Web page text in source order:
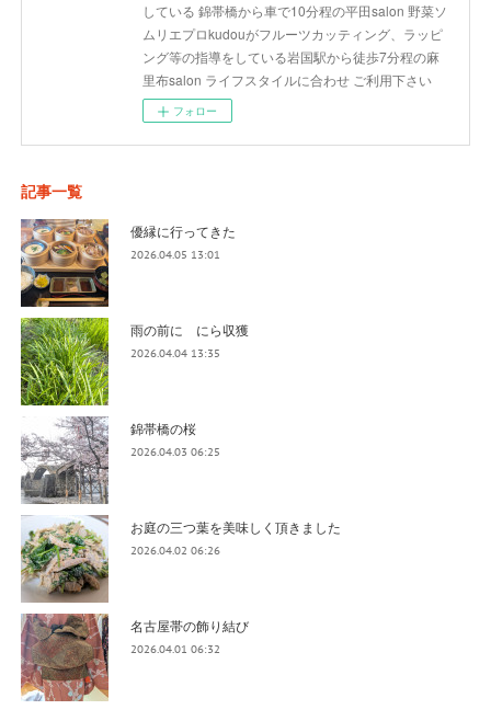
している 錦帯橋から車で10分程の平田salon 野菜ソ
ムリエプロkudouがフルーツカッティング、ラッピ
ング等の指導をしている岩国駅から徒歩7分程の麻
里布salon ライフスタイルに合わせ ご利用下さい
フォロー
記事一覧
優縁に行ってきた
2026.04.05 13:01
雨の前に にら収獲
2026.04.04 13:35
錦帯橋の桜
2026.04.03 06:25
お庭の三つ葉を美味しく頂きました
2026.04.02 06:26
名古屋帯の飾り結び
2026.04.01 06:32